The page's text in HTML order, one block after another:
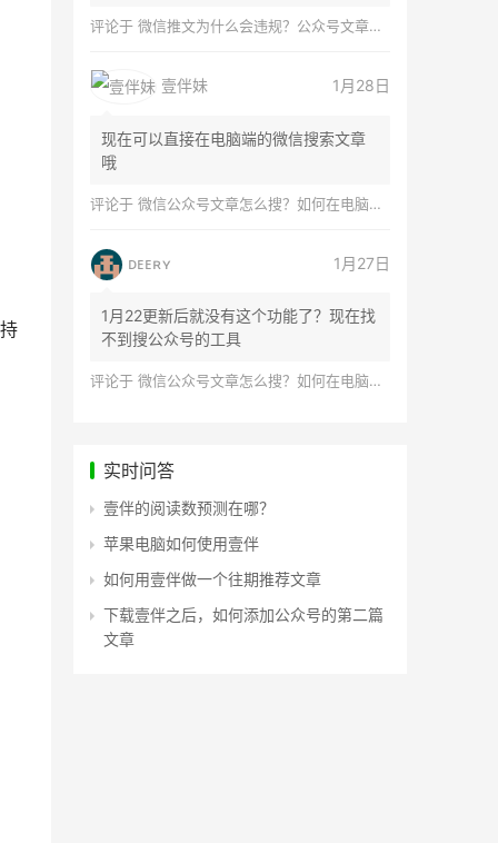
评论于 微信推文为什么会违规？公众号文章怎么检测是否违规？
壹伴妹 1月28日
现在可以直接在电脑端的微信搜索文章
哦
评论于 微信公众号文章怎么搜？如何在电脑上搜索公众号文章？
ᴅᴇᴇʀʏ 1月27日
1月22更新后就没有这个功能了？现在找
不到搜公众号的工具
评论于 微信公众号文章怎么搜？如何在电脑上搜索公众号文章？
实时问答
壹伴的阅读数预测在哪？
苹果电脑如何使用壹伴
如何用壹伴做一个往期推荐文章
下载壹伴之后，如何添加公众号的第二篇
文章